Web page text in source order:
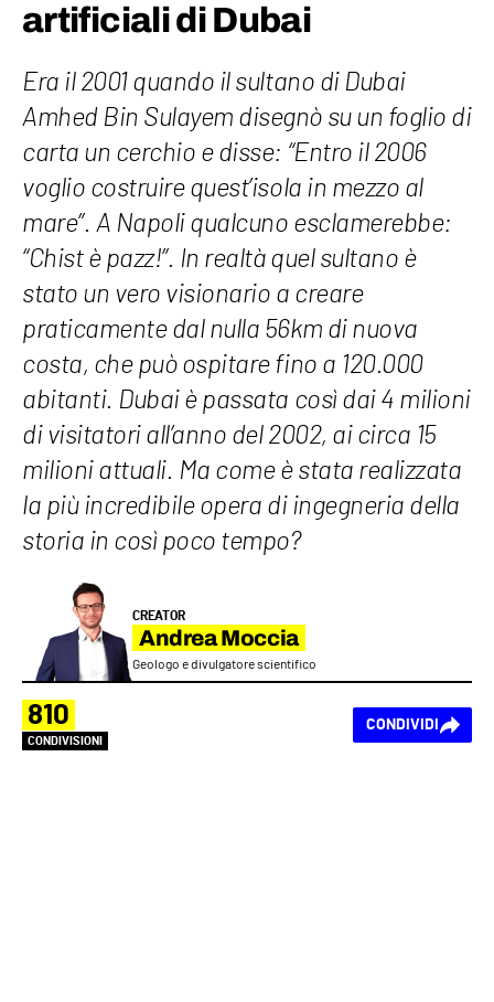
artificiali di Dubai
Era il 2001 quando il sultano di Dubai
Amhed Bin Sulayem disegnò su un foglio di
carta un cerchio e disse: “Entro il 2006
voglio costruire quest’isola in mezzo al
mare”. A Napoli qualcuno esclamerebbe:
“Chist è pazz!”. In realtà quel sultano è
stato un vero visionario a creare
praticamente dal nulla 56km di nuova
costa, che può ospitare fino a 120.000
abitanti. Dubai è passata così dai 4 milioni
di visitatori all’anno del 2002, ai circa 15
milioni attuali. Ma come è stata realizzata
la più incredibile opera di ingegneria della
storia in così poco tempo?
CREATOR
Andrea Moccia
Geologo e divulgatore scientifico
810
CONDIVISIONI
CONDIVIDI